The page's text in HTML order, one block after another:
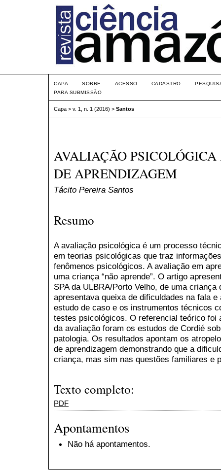
CAPA SOBRE ACESSO CADASTRO
PARA SUBMISSÃO
Capa > v. 1, n. 1 (2016) > Santos
AVALIAÇÃO
DE APRENDIZAGEM
Tácito Pereira Santos
Resumo
A avaliação psicológica é um processo
em teorias psicológicas que traz
fenômenos psicológicos. A avaliação em
uma criança “não aprende”. O artigo
SPA da ULBRA/Porto Velho, de uma
apresentava queixa de dificuldades na fala
estudo de caso e os instrumentos técnicos
testes psicológicos. O referencial teórico foi
da avaliação foram os estudos de Cordié
patologia. Os resultados apontam os
de aprendizagem demonstrando que a
criança, mas sim nas questões familiares e
Texto completo:
PDF
Apontamentos
Não há apontamentos.